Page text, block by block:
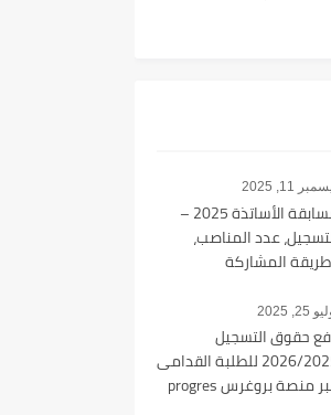
11, 2025
مسابقة الأساتذة 2025 –
عدد المناصب،
المشاركة
25, 2025
حقوق التسجيل
2026/2025 للطلبة القدامى
عبر منصة بروغرس progres